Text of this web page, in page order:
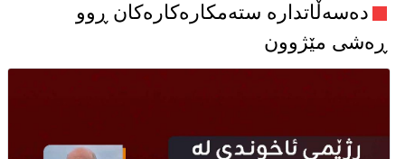
دەسەڵاتدارە ستەمکارەکارەکان ڕوو
ڕەشی مێژوون